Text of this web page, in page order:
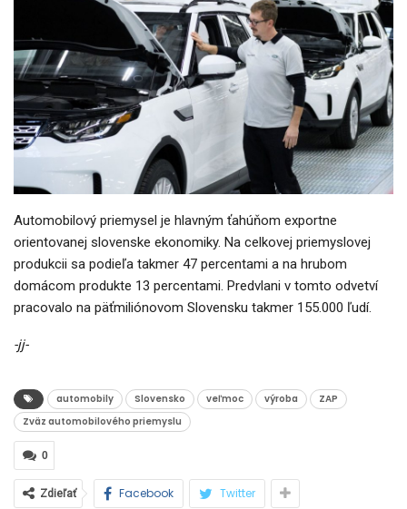
Automobilový priemysel je hlavným ťahúňom exportne
orientovanej slovenske ekonomiky. Na celkovej priemyslovej
produkcii sa podieľa takmer 47 percentami a na hrubom
domácom produkte 13 percentami. Predvlani v tomto odvetví
pracovalo na päťmiliónovom Slovensku takmer 155.000 ľudí.
-jj-
automobily Slovensko veľmoc výroba
ZAP
Zväz automobilového priemyslu
0
Zdieľať Facebook Twitter